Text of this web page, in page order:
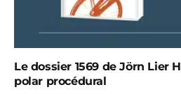
Le dossier 1569 de Jörn Lier
polar procédural